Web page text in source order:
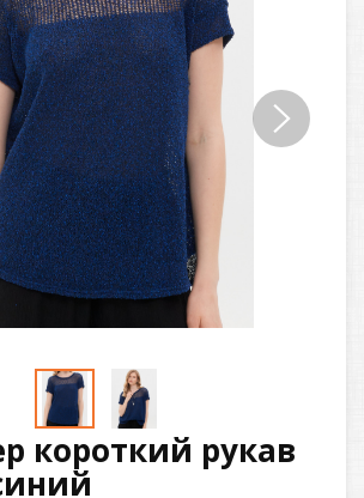
короткий рукав